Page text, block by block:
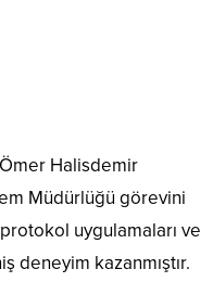
Ömer Halisdemir
Müdürlüğü görevini
uygulamaları ve
deneyim kazanmıştır.